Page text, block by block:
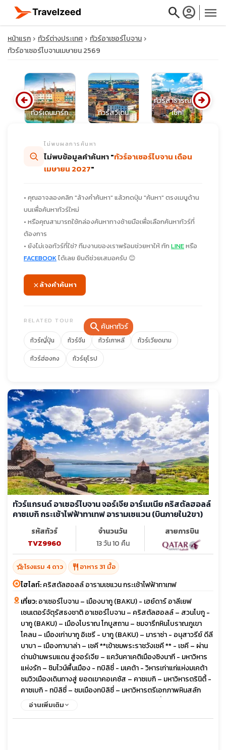
searchaccount_circle menu
close
travel_explore
หน้าแรก ทัวร์ต่างประเทศ
ทัวร์อาเซอร์ไบจาน
ทัวร์อาเซอร์ไบจานเมษายน 2569
ทัวร์เดนมาร์ก ทัวร์สวีเดน
ทัวร์สาธารณรัฐ
เช็ก
arrow_circle_left arrow_circle_right
searchค้นหาทัวร์
ไม่พบผลการค้นหา
ไม่พบข้อมูลคำค้นหา "ทัวร์อาเซอร์ไบจาน เดือน
เมษายน 2027"
• คุณอาจลองคลิก "ล้างคำค้นหา" แล้วกดปุ่ม "ค้นหา" ตรงเมนูด้าน
บนเพื่อค้นหาทัวร์ใหม่
• หรือคุณสามารถใช้กล่องค้นหาทางซ้ายมือเพื่อเลือกค้นหาทัวร์ที่
ต้องการ
• ยังไม่เจอทัวร์ที่ใช่? ทีมงานของเราพร้อมช่วยหาให้ ทัก LINEหรือ
FACEBOOKได้เลย ยินดีช่วยเสมอครับ 😊
ล้างคำค้นหา
RELATED TOUR
ทัวร์ญี่ปุ่น ทัวร์จีน ทัวร์เกาหลี
ทัวร์เวียดนาม
ทัวร์ฮ่องกง
ทัวร์ยุโรป
ทัวร์แกรนด์ อาเซอร์ไบจาน จอร์เจีย อาร์เมเนีย คริสตัลฮอลล์
คาซเบกิ กระเช้าไฟฟ้าทาเทฟ อารามเซแวน (บินภายใน2ขา)
รหัสทัวร์
TVZ9960
จำนวนวัน
13 วัน 10 คืน
สายการบิน
hotel_classโรงแรม 4 ดาว restaurant อาหาร 31 มื้อ
ไฮไลท์:คริสตัลฮอลล์ อารามเซแวน กระเช้าไฟฟ้าทาเทฟ
เที่ยว:อาเซอร์ไบจาน – เมืองบากู (BAKU) - เฮย์ดาร์ อาลีเยฟ
เซนเตอร์จัตุรัสธงชาติ อาเซอร์ไบจาน – คริสตัลฮอลล์ – สวนโบกู -
บากู (BAKU) – เมืองโบราณ โกบูสถาน – ชมจารึกหินโบราณภูเขา
โคลน – เมืองเก่าบากู อิเชรี - บากู (BAKU) – มาราซ่า - อนุสาวรีย์ ดีลี
บาบา – เมืองกาบาล่า – เชคี **เข้าชมพระราชวังเชคี ** - เชคี – ผ่าน
ด่านข้ามพรมแดน สู่จอร์เจีย – แคว้นคาเคติเมืองซิงนากี - มหาวิหาร
แห่งรัก – ชิมไวน์พื้นเมือง - ทบิลิซี่ - มเคต้า - วิหารเก่าแก่แห่งมเคต้า
ชมวิวเมืองเดินทางสู่ ยอดเขาคอเคซัส – คาซเบกิ – มหาวิหารตรินิตี้ -
คาซเบกิ - ทบิลิซี่ – ชมเมืองทบิลิซี่ – มหาวิหารตรีเอกภาพหินสลัก
จอร์เจียน - สะพานสันติภาพ – ชมวิวเมือง - ทบิลิซี่ – เมืองโบราณ
อ่านเพิ่มเติม